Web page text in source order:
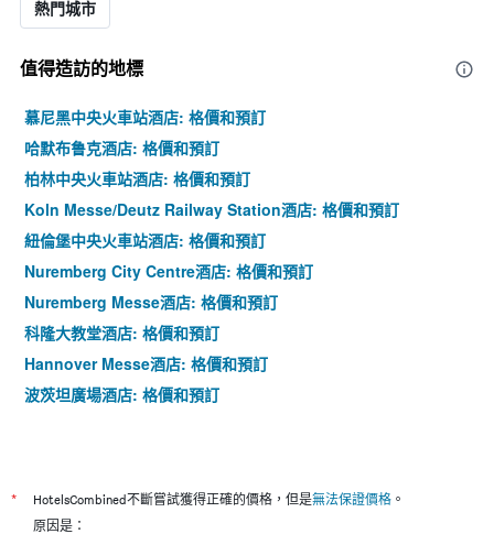
熱門城市
值得造訪的地標
慕尼黑中央火車站酒店: 格價和預訂
哈默布鲁克酒店: 格價和預訂
柏林中央火車站酒店: 格價和預訂
Koln Messe/Deutz Railway Station酒店: 格價和預訂
紐倫堡中央火車站酒店: 格價和預訂
Nuremberg City Centre酒店: 格價和預訂
Nuremberg Messe酒店: 格價和預訂
科隆大教堂酒店: 格價和預訂
Hannover Messe酒店: 格價和預訂
波茨坦廣場酒店: 格價和預訂
* HotelsCombined不斷嘗試獲得正確的價格，但是無法保證價格 。
原因是：